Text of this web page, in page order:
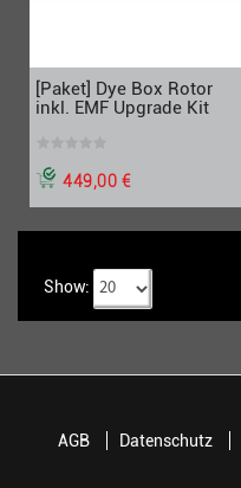
[Paket] Dye Box Rotor
inkl. EMF Upgrade Kit
449,00 €
Show:
AGB Datenschutz